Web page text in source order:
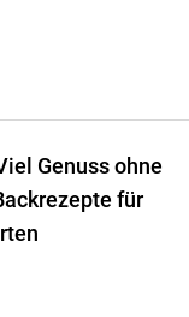
Genuss ohne
für